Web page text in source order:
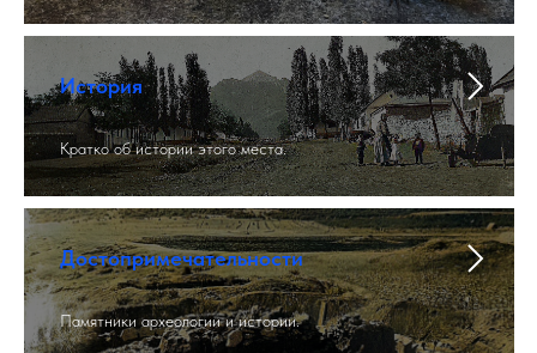
История
Кратко об истории этого места.
Достопримечательности
Памятники археологии и истории.